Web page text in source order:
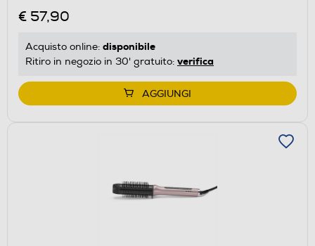
€ 57,90
Acquisto online: disponibile
Ritiro in negozio in 30' gratuito: verifica
AGGIUNGI